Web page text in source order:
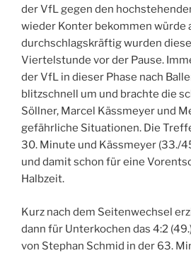
der VfL gegen den
wieder Konter bekommen würde
durchschlagskräftig wurden
Viertelstunde vor der Pause.
der VfL in dieser Phase nach
blitzschnell um und brachte die
Söllner, Marcel Kässmeyer und
gefährliche Situationen. Die
30. Minute und Kässmeyer (33./
und damit schon für eine
Halbzeit.
Kurz nach dem Seitenwechsel
dann für Unterkochen das 4:2
von Stephan Schmid in der 63.